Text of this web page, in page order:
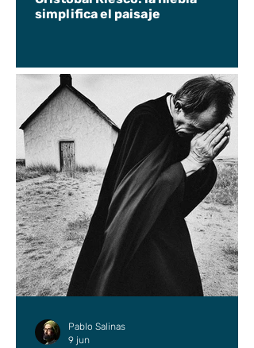
simplifica el paisaje
Pablo Salinas
9 jun